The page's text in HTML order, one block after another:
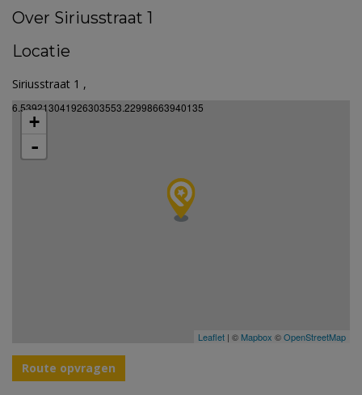
Over Siriusstraat 1
Locatie
Siriusstraat 1 ,
6.539213041926303553.22998663940135
+
-
Leaflet | © Mapbox ©OpenStreetMap
Route opvragen